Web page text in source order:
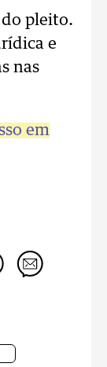
pleito.
e
nas
em